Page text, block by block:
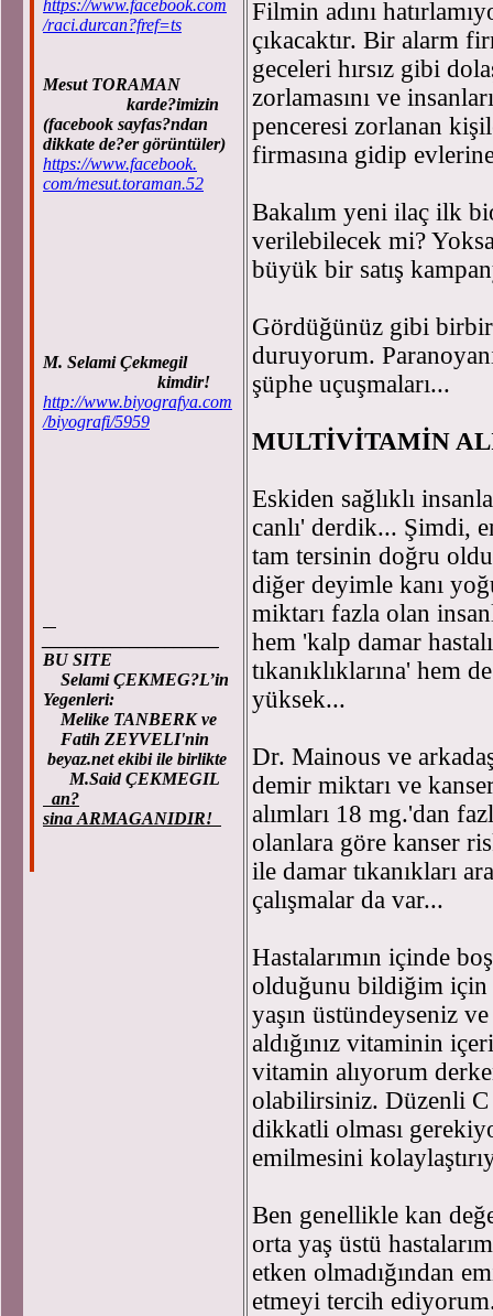
https://www.facebook.com
/raci.durcan?fref=ts
Mesut TORAMAN
karde?imizin
(facebook sayfas?ndan
dikkate de?er görüntüler)
https://www.facebook.
com/mesut.toraman.52
M. Selami Çekmegil
kimdir!
http://www.biyografya.com
/biyografi/5959
BU SITE
Selami ÇEKMEG?L’in
Yegenleri:
Melike TANBERK ve
Fatih ZEYVELI'nin
beyaz.net ekibi ile birlikte
M.Said ÇEKMEGIL
an?
sina ARMAGANIDIR!
Filmin adını
çıkacaktır. Bir alarm
geceleri hırsız gibi
zorlamasını ve
penceresi zorlanan
firmasına gidip
Bakalım yeni ilaç ilk
verilebilecek mi?
büyük bir satış
Gördüğünüz gibi
duruyorum.
şüphe uçuşmaları...
MULTİVİTAMİN
Eskiden sağlıklı
canlı' derdik... Şimdi,
tam tersinin doğru
diğer deyimle kanı
miktarı fazla olan
hem 'kalp damar
tıkanıklıklarına' hem
yüksek...
Dr. Mainous ve
demir miktarı ve
alımları 18 mg.'dan
olanlara göre kanser
ile damar tıkanıkları
çalışmalar da var...
Hastalarımın içinde
olduğunu bildiğim için
yaşın üstündeyseniz
aldığınız vitaminin
vitamin alıyorum
olabilirsiniz. Düzenli C
dikkatli olması
emilmesini
Ben genellikle kan
orta yaş üstü
etken olmadığından
etmeyi tercih